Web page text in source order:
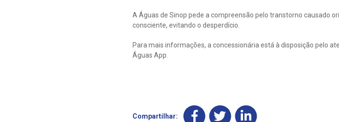
A Águas de Sinop pede a compreensão pelo transtorno causado
consciente, evitando o desperdício.
Para mais informações, a concessionária está à disposição pelo
Águas App.
Compartilhar: